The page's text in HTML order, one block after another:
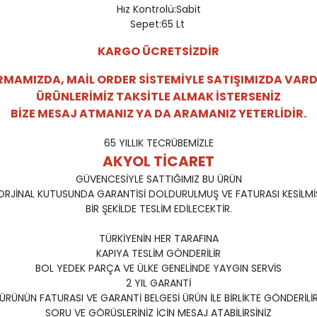
Hız Kontrolü:Sabit
Sepet:65 Lt
KARGO ÜCRETSİZDİR
MAİL ORDER SİSTEMİYLE SATIŞIMIZDA
ÜRÜNLERİMİZ TAKSİTLE ALMAK İSTERSENİZ
BİZE MESAJ ATMANIZ YA DA ARAMANIZ YETERLİDİR.
65 YILLIK TECRÜBEMİZLE
AKYOL TİCARET
GÜVENCESİYLE SATTIĞIMIZ BU ÜRÜN
KUTUSUNDA GARANTİSİ DOLDURULMUŞ VE FATURASI
BİR ŞEKİLDE TESLİM EDİLECEKTİR.
TÜRKİYENİN HER TARAFINA
KAPIYA TESLİM GÖNDERİLİR
BOL YEDEK PARÇA VE ÜLKE GENELİNDE YAYGIN SERVİS
2 YIL GARANTİ
FATURASI VE GARANTİ BELGESİ ÜRÜN İLE BİRLİKTE GÖNDERİLİR
SORU VE GÖRÜŞLERİNİZ İÇİN MESAJ ATABİLİRSİNİZ